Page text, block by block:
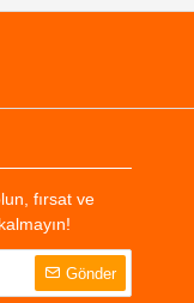
fırsat ve
Gönder